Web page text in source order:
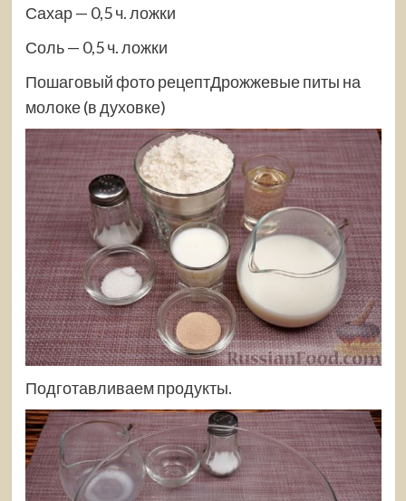
Сахар — 0,5 ч. ложки
Соль — 0,5 ч. ложки
Пошаговый фото рецептДрожжевые питы на
молоке (в духовке)
Подготавливаем продукты.